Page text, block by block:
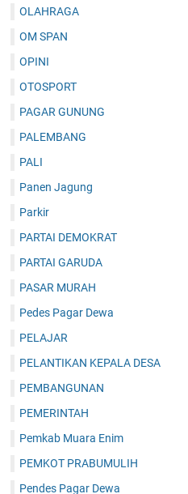
OLAHRAGA
OM SPAN
OPINI
OTOSPORT
PAGAR GUNUNG
PALEMBANG
PALI
Panen Jagung
Parkir
PARTAI DEMOKRAT
PARTAI GARUDA
PASAR MURAH
Pedes Pagar Dewa
PELAJAR
PELANTIKAN KEPALA DESA
PEMBANGUNAN
PEMERINTAH
Pemkab Muara Enim
PEMKOT PRABUMULIH
Pendes Pagar Dewa